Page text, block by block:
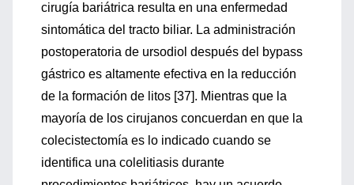
cirugía bariátrica resulta en una enfermedad
sintomática del tracto biliar. La administración
postoperatoria de ursodiol después del bypass
gástrico es altamente efectiva en la reducción
de la formación de litos [37]. Mientras que la
mayoría de los cirujanos concuerdan en que la
colecistectomía es lo indicado cuando se
identifica una colelitiasis durante